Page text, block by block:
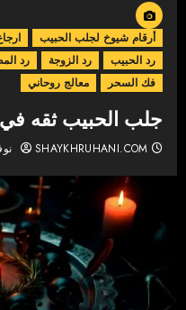
أرقام شيوخ لجلب الحبيب
رد الحبيب
رد الزوجة رد
فك السحر
معالج روحاني
جلب الحبيب ثقه في
SHAYKHRUHANI.COM